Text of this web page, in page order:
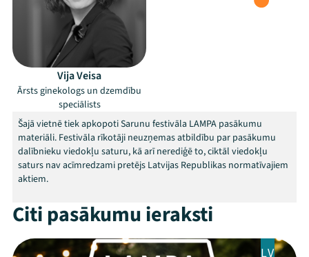
Mana programma
Vija Veisa
Ārsts ginekologs un dzemdību
speciālists
Šajā vietnē tiek apkopoti Sarunu festivāla LAMPA pasākumu
materiāli. Festivāla rīkotāji neuzņemas atbildību par pasākumu
dalībnieku viedokļu saturu, kā arī nerediģē to, ciktāl viedokļu
saturs nav acīmredzami pretējs Latvijas Republikas normatīvajiem
aktiem.
Citi pasākumu ieraksti
LV